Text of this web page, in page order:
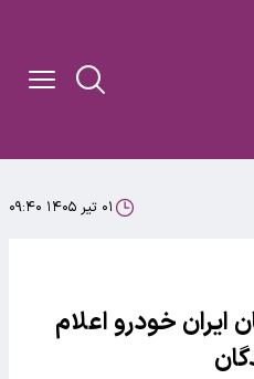
۰۱ تیر ۱۴۰۵ ۰۹:۴۰
ایران خودرو اعلام